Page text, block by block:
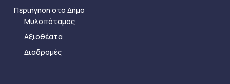
Περιήγηση στο Δήμο
Μυλοπόταμος
Αξιοθέατα
Διαδρομές